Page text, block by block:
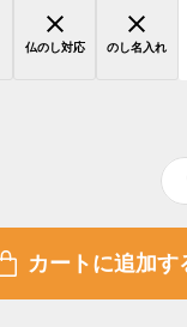
仏のし対応 のし名入れ